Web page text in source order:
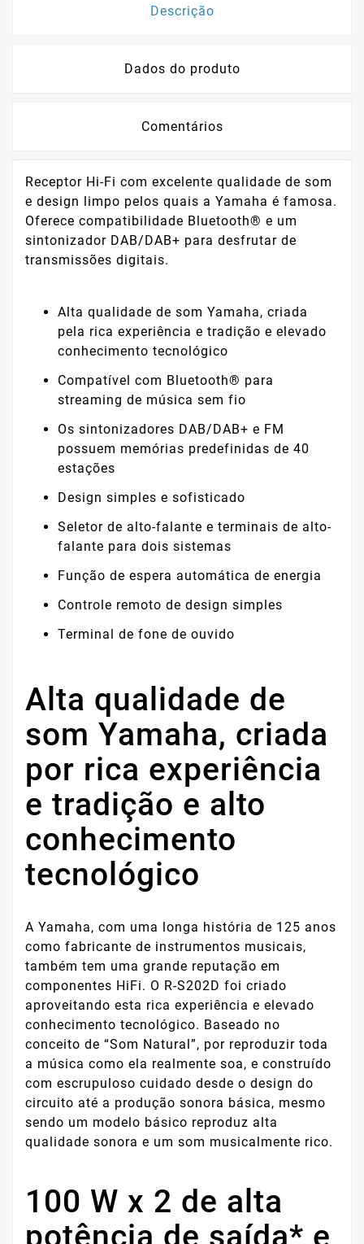
Descrição
Dados do produto
Comentários
Receptor Hi-Fi com excelente qualidade de som
e design limpo pelos quais a Yamaha é famosa.
Oferece compatibilidade Bluetooth® e um
sintonizador DAB/DAB+ para desfrutar de
transmissões digitais.
Alta qualidade de som Yamaha, criada
pela rica experiência e tradição e elevado
conhecimento tecnológico
Compatível com Bluetooth® para
streaming de música sem fio
Os sintonizadores DAB/DAB+ e FM
possuem memórias predefinidas de 40
estações
Design simples e sofisticado
Seletor de alto-falante e terminais de alto-
falante para dois sistemas
Função de espera automática de energia
Controle remoto de design simples
Terminal de fone de ouvido
Alta qualidade de
som Yamaha, criada
por rica experiência
e tradição e alto
conhecimento
tecnológico
A Yamaha, com uma longa história de 125 anos
como fabricante de instrumentos musicais,
também tem uma grande reputação em
componentes HiFi. O R-S202D foi criado
aproveitando esta rica experiência e elevado
conhecimento tecnológico. Baseado no
conceito de “Som Natural”, por reproduzir toda
a música como ela realmente soa, e construído
com escrupuloso cuidado desde o design do
circuito até a produção sonora básica, mesmo
sendo um modelo básico reproduz alta
qualidade sonora e um som musicalmente rico.
100 W x 2 de alta